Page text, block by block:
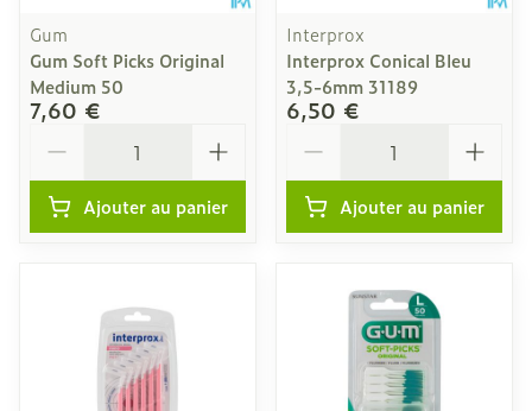
Gum
Gum Soft Picks Original
Medium 50
7,60 €
Ajouter au panier
Interprox
Interprox Conical Bleu
3,5-6mm 31189
6,50 €
Ajouter au panier